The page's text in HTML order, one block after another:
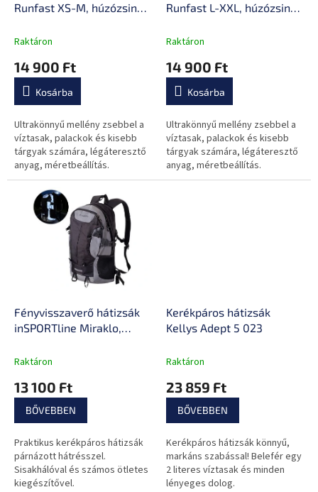
Runfast XS-M, húzózsinór,
száradó anyag, biztonsági
Raktáron
14 900 Ft
Kosárba
Ultrakönnyű mellény zsebbel a
víztasak, palackok és kisebb
tárgyak számára, légáteresztő
anyag, méretbeállítás.
Runfast L-XXL, húzózsinór,
száradó anyag, biztonsági
Raktáron
14 900 Ft
Kosárba
Ultrakönnyű mellény zsebbel a
víztasak, palackok és kisebb
tárgyak számára, légáteresztő
anyag, méretbeállítás.
Fényvisszaverő hátizsák
inSPORTline Miraklo,
fényvisszaverő panelek,
EVA-hab
Raktáron
13 100 Ft
BŐVEBBEN
Praktikus kerékpáros hátizsák
párnázott hátrésszel.
Sisakhálóval és számos ötletes
kiegészítővel.
Kerékpáros hátizsák
Kellys Adept 5 023
Raktáron
23 859 Ft
BŐVEBBEN
Kerékpáros hátizsák könnyű,
markáns szabással! Belefér egy
2 literes víztasak és minden
lényeges dolog.